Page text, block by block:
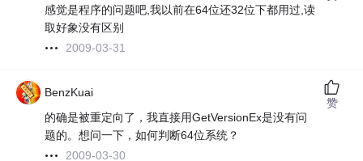
感觉是程序的问题吧,我以前在64位还32位下都用过,读
取好象没有区别
2009-03-31
BenzKuai
的确是被重定向了，我直接用GetVersionEx是没有问
题的。想问一下，如何判断64位系统？
2009-03-30
赞